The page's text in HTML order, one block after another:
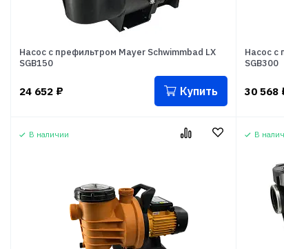
Насос с префильтром Mayer Schwimmbad LX
SGB150
24 652 ₽ Купить
Насос с
SGB300
30 568
В наличии В